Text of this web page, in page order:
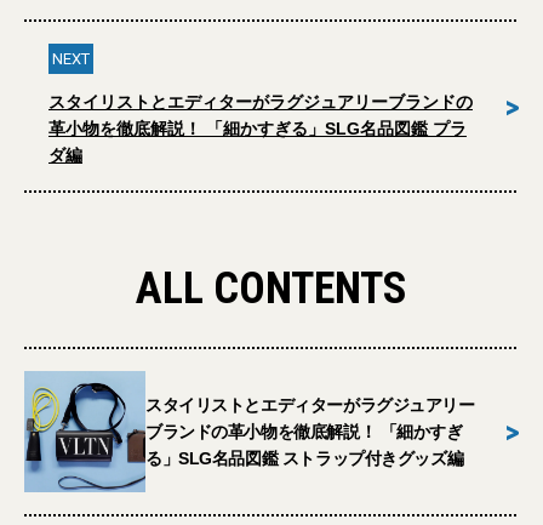
NEXT
スタイリストとエディターがラグジュアリーブランドの
革小物を徹底解説！ 「細かすぎる」SLG名品図鑑 プラ
ダ編
>
ALL CONTENTS
スタイリストとエディターがラグジュアリー
ブランドの革小物を徹底解説！ 「細かすぎ
る」SLG名品図鑑 ストラップ付きグッズ編
>